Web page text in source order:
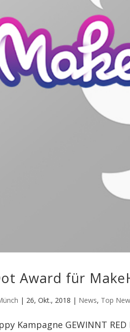
Award für
| 26, Okt., 2018 | News, Top
Kampagne GEWINNT